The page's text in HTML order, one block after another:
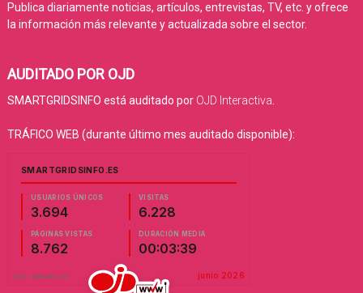
Publica diariamente noticias, artículos, entrevistas, TV, etc. y ofrece
la información más relevante y actualizada sobre el sector.
AUDITADO POR OJD
SMARTGRIDSINFO está auditado por OJD Interactiva
TRÁFICO WEB (durante último mes auditado disponible):